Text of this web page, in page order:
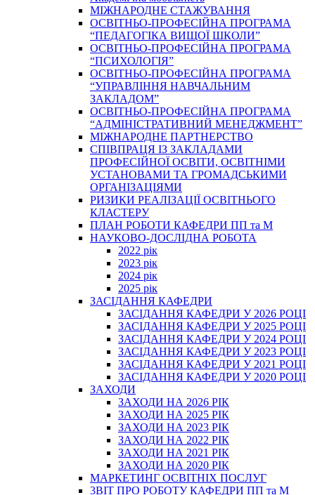
МІЖНАРОДНЕ СТАЖУВАННЯ
ОСВІТНЬО-ПРОФЕСІЙНА ПРОГРАМА
“ПЕДАГОГІКА ВИЩОЇ ШКОЛИ”
ОСВІТНЬО-ПРОФЕСІЙНА ПРОГРАМА
“ПСИХОЛОГІЯ”
ОСВІТНЬО-ПРОФЕСІЙНА ПРОГРАМА
“УПРАВЛІННЯ НАВЧАЛЬНИМ
ЗАКЛАДОМ”
ОСВІТНЬО-ПРОФЕСІЙНА ПРОГРАМА
“АДМІНІСТРАТИВНИЙ МЕНЕДЖМЕНТ”
МІЖНАРОДНЕ ПАРТНЕРСТВО
СПІВПРАЦЯ ІЗ ЗАКЛАДАМИ
ПРОФЕСІЙНОЇ ОСВІТИ, ОСВІТНІМИ
УСТАНОВАМИ ТА ГРОМАДСЬКИМИ
ОРГАНІЗАЦІЯМИ
РИЗИКИ РЕАЛІЗАЦІЇ ОСВІТНЬОГО
КЛАСТЕРУ
ПЛАН РОБОТИ КАФЕДРИ ПП та М
НАУКОВО-ДОСЛІДНА РОБОТА
2022 рік
2023 рік
2024 рік
2025 рік
ЗАСІДАННЯ КАФЕДРИ
ЗАСІДАННЯ КАФЕДРИ У 2026 РОЦІ
ЗАСІДАННЯ КАФЕДРИ У 2025 РОЦІ
ЗАСІДАННЯ КАФЕДРИ У 2024 РОЦІ
ЗАСІДАННЯ КАФЕДРИ У 2023 РОЦІ
ЗАСІДАННЯ КАФЕДРИ У 2021 РОЦІ
ЗАСІДАННЯ КАФЕДРИ У 2020 РОЦІ
ЗАХОДИ
ЗАХОДИ НА 2026 РІК
ЗАХОДИ НА 2025 РІК
ЗАХОДИ НА 2023 РІК
ЗАХОДИ НА 2022 РІК
ЗАХОДИ НА 2021 РІК
ЗАХОДИ НА 2020 РІК
МАРКЕТИНГ ОСВІТНІХ ПОСЛУГ
3BIT ПРО РОБОТУ КАФЕДРИ ПП та М